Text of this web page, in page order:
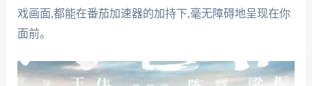
戏画面,都能在番茄加速器的加持下,毫无障碍地呈现在你
面前。